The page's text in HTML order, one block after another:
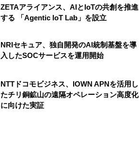
ZETAアライアンス、AIとIoTの共創を推進
する 「Agentic IoT Lab」を設立
NRIセキュア、独自開発のAI統制基盤を導
入したSOCサービスを運用開始
NTTドコモビジネス、IOWN APNを活用し
たチリ銅鉱山の遠隔オペレーション高度化
に向けた実証